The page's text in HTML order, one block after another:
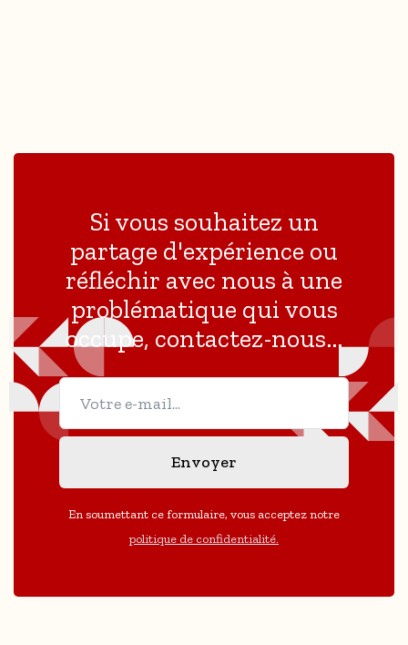
Si vous souhaitez un
partage d'expérience ou
réfléchir avec nous à une
problématique qui vous
occupe, contactez-nous...
En soumettant ce formulaire, vous acceptez notre
politique de confidentialité.